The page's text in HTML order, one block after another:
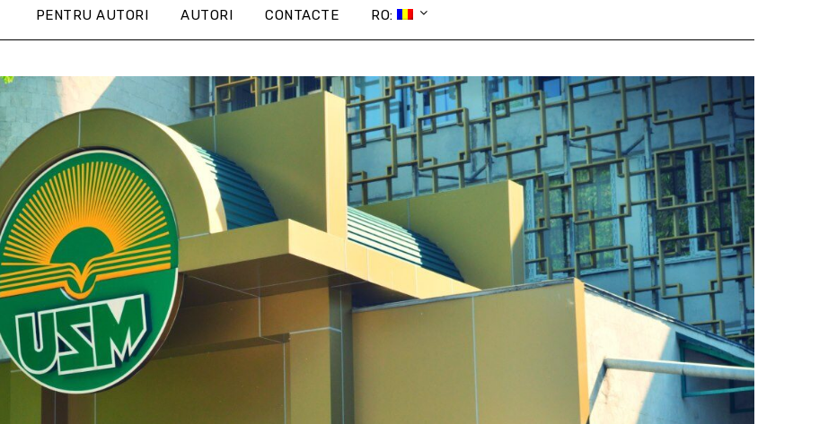
PENTRU AUTORI AUTORI CONTACTE RO: